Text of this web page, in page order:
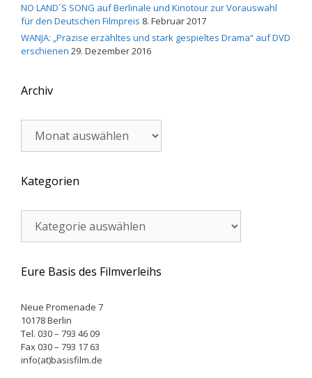
NO LAND´S SONG auf Berlinale und Kinotour zur Vorauswahl
für den Deutschen Filmpreis 8. Februar 2017
WANJA: „Präzise erzähltes und stark gespieltes Drama“ auf DVD
erschienen 29. Dezember 2016
Archiv
Kategorien
Eure Basis des Filmverleihs
Neue Promenade 7
10178 Berlin
Tel. 030 – 793 46 09
Fax 030 – 793 17 63
info(at)basisfilm.de